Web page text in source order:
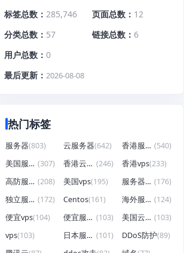
标签总数
285,746 页面总数
12
分类总数
57 链接总数
6
用户总数
0
最后更新
2026-08-08
热门标签
服务器(803) 云服务器(642) 香港服务器 (540)
美国服务器 (307) 香港云服务器 (246) 香港vps(233)
高防服务器 (208) 美国vps(195) 服务器租用 (176)
独立服务器 (172) Centos(161) 海外服务器 (124)
便宜vps(104) 便宜服务器 (103) 美国云服务器 (103)
vps(103) 日本服务器 (101) DDoS防护(89)